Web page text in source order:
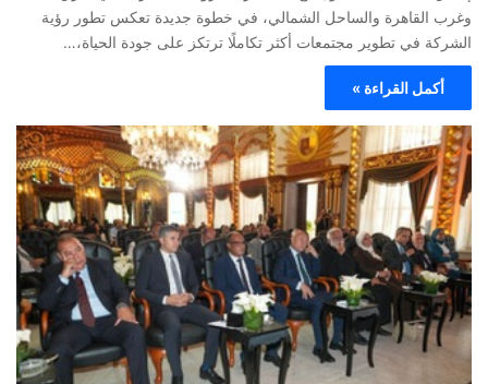
وغرب القاهرة والساحل الشمالي، في خطوة جديدة تعكس تطور رؤية
الشركة في تطوير مجتمعات أكثر تكاملًا ترتكز على جودة الحياة،…
أكمل القراءة »